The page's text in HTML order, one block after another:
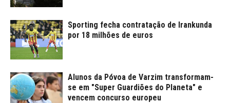
Sporting fecha contratação de Irankunda
por 18 milhões de euros
Alunos da Póvoa de Varzim transformam-
se em "Super Guardiões do Planeta" e
vencem concurso europeu